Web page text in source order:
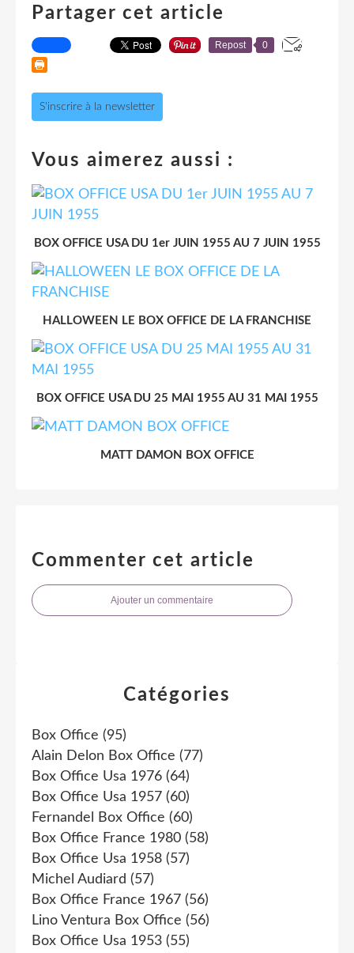
Partager cet article
Repost 0
S'inscrire à la newsletter
Vous aimerez aussi :
BOX OFFICE USA DU 1er JUIN 1955 AU 7 JUIN 1955
HALLOWEEN LE BOX OFFICE DE LA FRANCHISE
BOX OFFICE USA DU 25 MAI 1955 AU 31 MAI 1955
MATT DAMON BOX OFFICE
Commenter cet article
Ajouter un commentaire
Catégories
Box Office (95)
Alain Delon Box Office (77)
Box Office Usa 1976 (64)
Box Office Usa 1957 (60)
Fernandel Box Office (60)
Box Office France 1980 (58)
Box Office Usa 1958 (57)
Michel Audiard (57)
Box Office France 1967 (56)
Lino Ventura Box Office (56)
Box Office Usa 1953 (55)